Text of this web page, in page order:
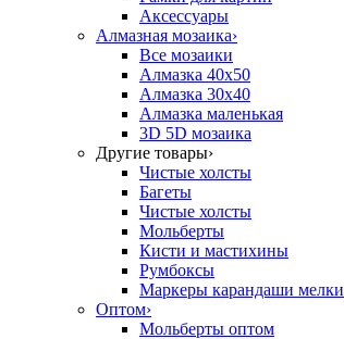
Аксессуары
Алмазная мозаика›
Все мозаики
Алмазка 40х50
Алмазка 30х40
Алмазка маленькая
3D 5D мозаика
Другие товары›
Чистые холсты
Багеты
Чистые холсты
Мольберты
Кисти и мастихины
Румбоксы
Маркеры карандаши мелки
Оптом›
Мольберты оптом